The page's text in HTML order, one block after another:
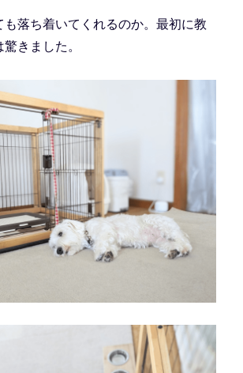
も落ち着いてくれるのか。最初に教
きました。